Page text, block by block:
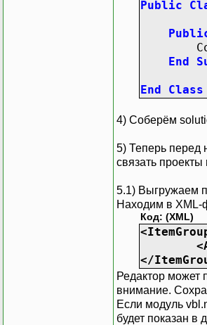
Public
End
End Class
4) Соберём
5) Теперь перед
связать
5.1) Выгружаем
Находим в XML-
Код: (XML)
</
Редактор может
внимание.
Если модуль
будет показан в